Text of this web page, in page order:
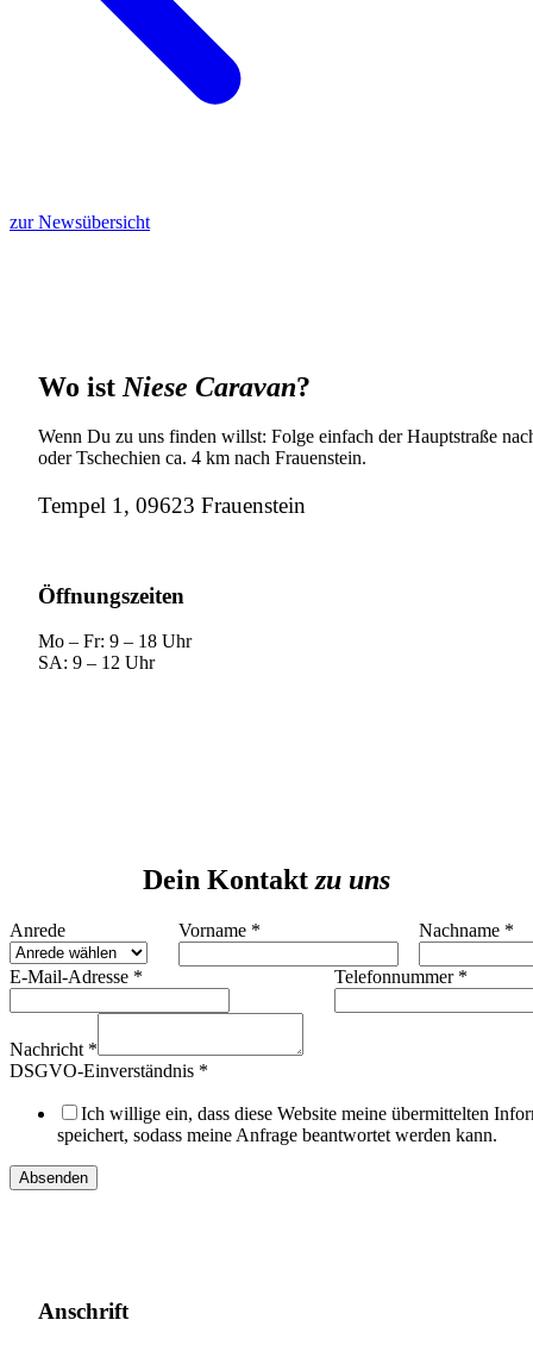
zur Newsübersicht
Wo ist Niese Caravan?
Wenn Du zu uns finden willst: Folge einfach der Hauptstraße
oder Tschechien ca. 4 km nach Frauenstein.
Tempel 1, 09623 Frauenstein
Öffnungszeiten
Mo – Fr: 9 – 18 Uhr
SA: 9 – 12 Uhr
Dein Kontaktzu uns
Anrede Vorname * Nachname *
Telefonnummer
Layout
E-Mail-Adresse * Telefonnummer *
Nachricht *
DSGVO-Einverständnis *
Ich willige ein, dass diese Website meine übermittelten
speichert, sodass meine Anfrage beantwortet werden kann.
Absenden
Anschrift